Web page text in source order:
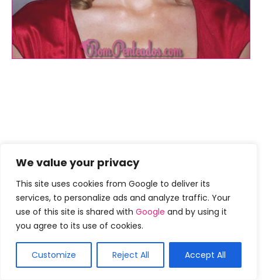
We value your privacy
This site uses cookies from Google to deliver its
services, to personalize ads and analyze traffic. Your
use of this site is shared with Google and by using it
you agree to its use of cookies.
Customize Reject All Accept All